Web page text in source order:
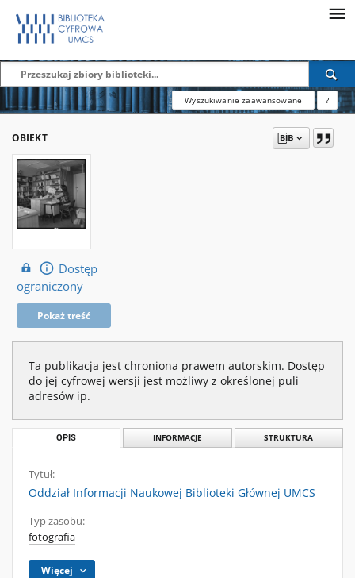
Wyszukiwanie zaawansowane ?
OBIEKT
Dostęp
ograniczony
Pokaż treść
Ta publikacja jest chroniona prawem autorskim. Dostęp
do jej cyfrowej wersji jest możliwy z określonej puli
adresów ip.
OPIS INFORMACJE STRUKTURA
Tytuł:
Oddział Informacji Naukowej Biblioteki Głównej UMCS
Typ zasobu:
fotografia
Więcej